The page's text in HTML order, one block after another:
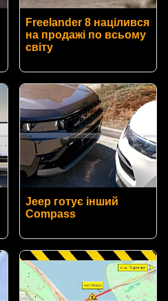
Freelander 8 націлився
на продажі по всьому
світу
Jeep готує інший
Compass